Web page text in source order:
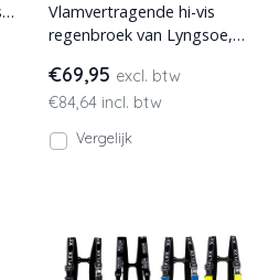
Vlamvertragende hi-vis
regenbroek van Lyngsoe,
vlamvertragend. Leverbaar in
2 kleure
€69,95 excl. btw
€84,64 incl. btw
Vergelijk